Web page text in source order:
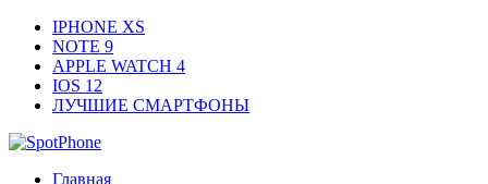
IPHONE XS
NOTE 9
APPLE WATCH 4
IOS 12
ЛУЧШИЕ СМАРТФОНЫ
Главная